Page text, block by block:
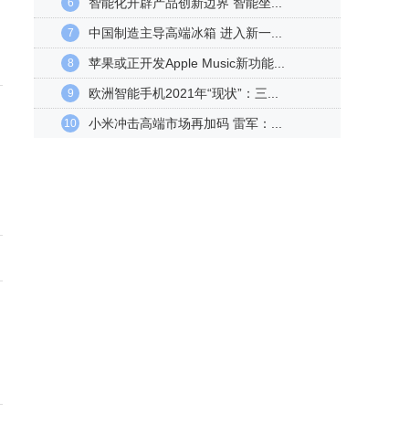
6
7 中国制造主导高端冰箱 进入新一...
8 苹果或正开发Apple Music新功能...
9 欧洲智能手机2021年“现状”：三...
10 小米冲击高端市场再加码 雷军：...